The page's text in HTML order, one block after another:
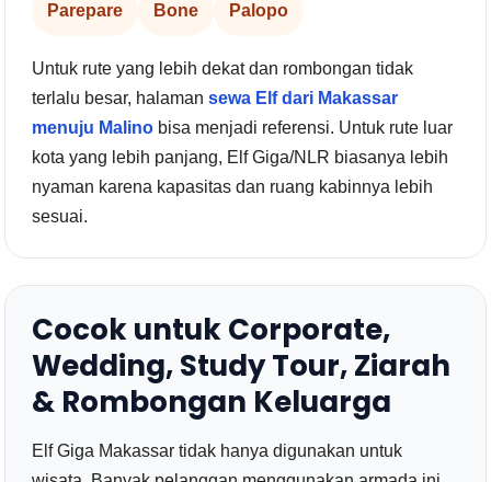
Parepare Bone Palopo
Untuk rute yang lebih dekat dan rombongan tidak
terlalu besar, halamansewa Elf dari Makassar
menuju Malino bisa menjadi referensi. Untuk rute luar
kota yang lebih panjang, Elf Giga/NLR biasanya lebih
nyaman karena kapasitas dan ruang kabinnya lebih
sesuai.
Cocok untuk Corporate,
Wedding, Study Tour, Ziarah
& Rombongan Keluarga
Elf Giga Makassar tidak hanya digunakan untuk